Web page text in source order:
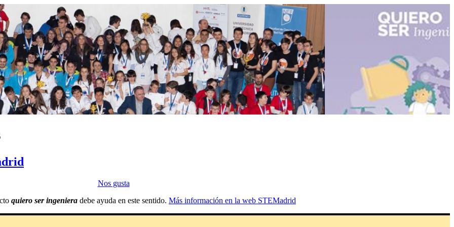
sensibilizar y orientar a la sociedad en la necesidad de que las niñas muestren
Nos gusta
quiero ser ingeniera debe ayuda en este sentido. Más información en la web STEMadrid